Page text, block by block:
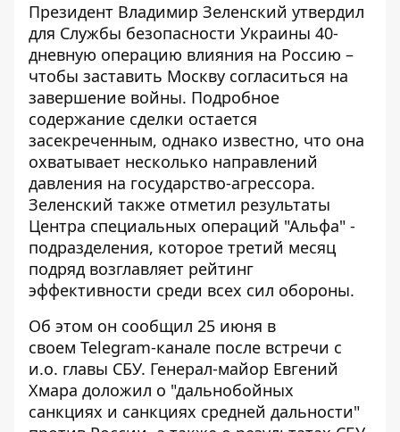
Президент Владимир Зеленский утвердил
для Службы безопасности Украины 40-
дневную операцию влияния на Россию –
чтобы заставить Москву согласиться на
завершение войны. Подробное
содержание сделки остается
засекреченным, однако известно, что она
охватывает несколько направлений
давления на государство-агрессора.
Зеленский также отметил результаты
Центра специальных операций "Альфа" -
подразделения, которое третий месяц
подряд возглавляет рейтинг
эффективности среди всех сил обороны.
Об этом он сообщил 25 июня в
своем Telegram-канале после встречи с
и.о. главы СБУ. Генерал-майор Евгений
Хмара доложил о "дальнобойных
санкциях и санкциях средней дальности"